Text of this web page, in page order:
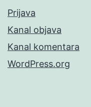
Prijava
Kanal objava
Kanal komentara
WordPress.org